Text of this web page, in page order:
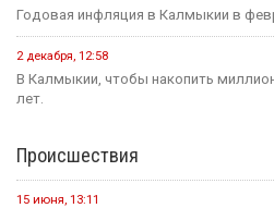
Годовая инфляция в Калмыкии в
2 декабря, 12:58
В Калмыкии, чтобы накопить
лет.
Происшествия
15 июня, 13:11